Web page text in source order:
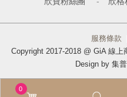
0
服務條款
Copyright 2017-2018 @ GiA 線
Design by 集